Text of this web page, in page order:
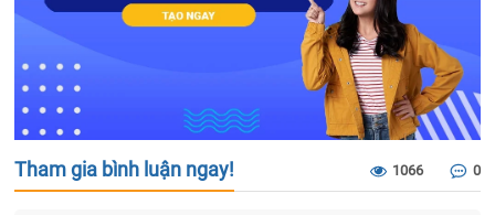
Tham gia bình luận ngay! 1066 0